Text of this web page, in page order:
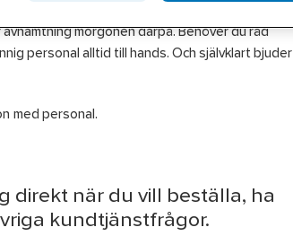
morgonen därpå. Behöver du råd
personal alltid till hands. Och självklart bjuder
med personal.
direkt när du vill beställa, ha
kundtjänstfrågor.